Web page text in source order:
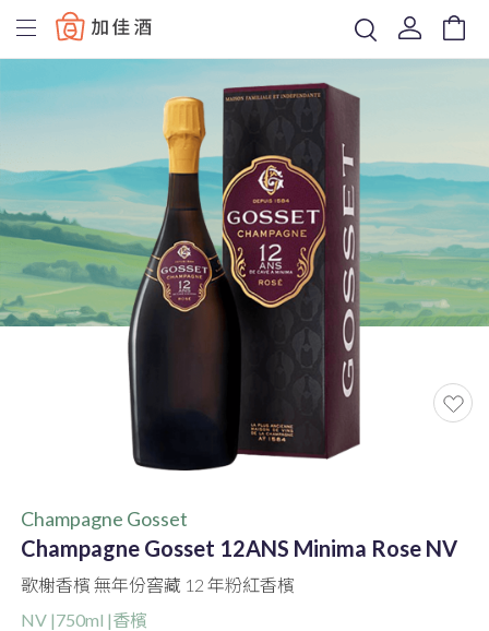
Baccus
Champagne Gosset
Champagne Gosset 12ANS Minima Rose NV
歌榭香檳 無年份窖藏 12 年粉紅香檳
NV |750ml |香檳